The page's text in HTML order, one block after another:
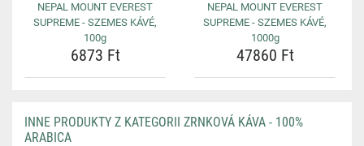
NEPAL MOUNT EVEREST
SUPREME - SZEMES KÁVÉ,
100g
6873 Ft
NEPAL MOUNT EVEREST
SUPREME - SZEMES KÁVÉ,
1000g
47860 Ft
INNE PRODUKTY Z KATEGORII ZRNKOVÁ KÁVA - 100%
ARABICA